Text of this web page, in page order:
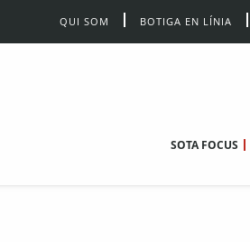
QUI SOM BOTIGA EN LÍNIA
SOTA FOCUS